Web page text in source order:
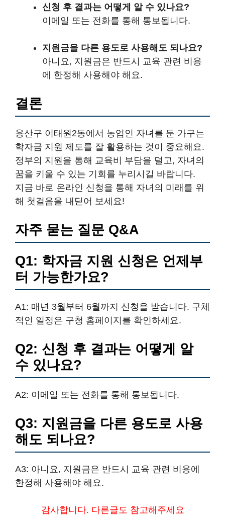
신청 후 결과는 어떻게 알 수 있나요?
이메일 또는 전화를 통해 통보됩니다.
지원금을 다른 용도로 사용해도 되나요?
아니요, 지원금은 반드시 교육 관련 비용
에 한정해 사용해야 해요.
결론
용산구 이태원2동에서 농업인 자녀를 둔 가구는
학자금 지원 제도를 잘 활용하는 것이 중요해요.
정부의 지원을 통해 교육비 부담을 덜고, 자녀의
꿈을 키울 수 있는 기회를 누리시길 바랍니다.
지금 바로 온라인 신청을 통해 자녀의 미래를 위
해 첫걸음을 내딛어 보세요!
자주 묻는 질문 Q&A
Q1: 학자금 지원 신청은 언제부
터 가능한가요?
A1: 매년 3월부터 6월까지 신청을 받습니다. 구체
적인 일정은 구청 홈페이지를 확인하세요.
Q2: 신청 후 결과는 어떻게 알
수 있나요?
A2: 이메일 또는 전화를 통해 통보됩니다.
Q3: 지원금을 다른 용도로 사용
해도 되나요?
A3: 아니요, 지원금은 반드시 교육 관련 비용에
한정해 사용해야 해요.
감사합니다. 다른글도 참고해주세요